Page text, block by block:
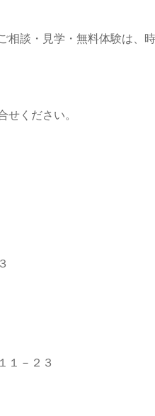
相談・見学・無料体験は、
せください。
１－２３